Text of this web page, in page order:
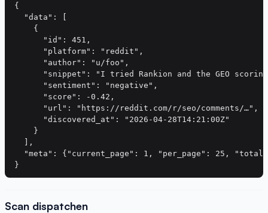
{
  "data": [
    {
      "id": 451,
      "platform": "reddit",
      "author": "u/foo",
"snippet": "I tried Rankion and the GEO
      "sentiment": "negative",
      "score": -0.42,
      "url": "https://reddit.com/r/seo/comments/…",
      "discovered_at": "2026-04-28T14:21:00Z"
    }
  ],
"meta": {"current_page": 1, "per_page": 25,
Scan dispatchen